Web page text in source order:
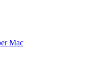
Mac